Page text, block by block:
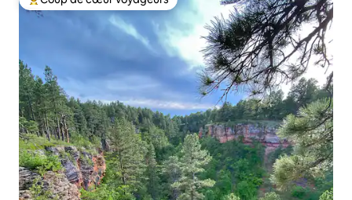
Coups de cœur voyageurs les plus appréciés